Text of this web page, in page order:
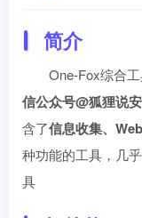
简介
One-Fox综合
信公众号@狐狸说
含了信息收集、
种功能的工具，几
具